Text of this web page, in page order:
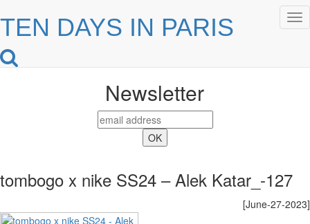
TEN DAYS IN PARIS
Newsletter
tombogo x nike SS24 – Alek Katar_-127
[June-27-2023]